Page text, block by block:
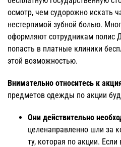
осмотр, чем судорожно искать
нестерпимой зубной болью.
оформляют сотрудникам полис
попасть в платные клиники
этой возможностью.
Внимательно относитесь к
предметов одежды по акции
Они действительно
целенаправленно шли за
ту, которая по акции.